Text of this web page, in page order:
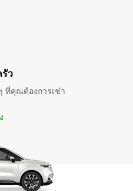
ว
ที่คุณต้องการเช่า